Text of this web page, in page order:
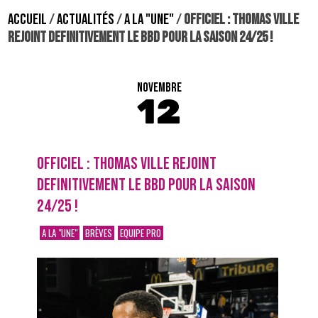
ACCUEIL/ACTUALITÉS/A LA "UNE"/OFFICIEL : THOMAS VILLE
REJOINT DEFINITIVEMENT LE BBD POUR LA SAISON 24/25 !
NOVEMBRE
12
OFFICIEL : THOMAS VILLE REJOINT
DEFINITIVEMENT LE BBD POUR LA SAISON
24/25 !
A LA "UNE" BRÈVES EQUIPE PRO